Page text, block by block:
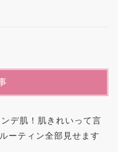
デ肌！肌きれいって言
ーティン全部見せます